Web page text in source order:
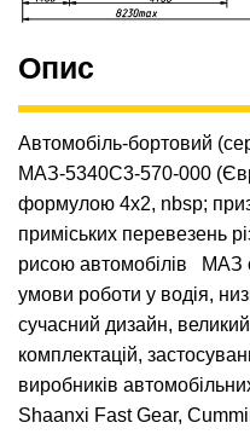
Опис
Автомобіль-бортовий
МАЗ-5340С3-570-000
формулою 4х2, nbsp;
приміських перевезень
рисою автомобілів МАЗ
умови роботи у водія,
сучасний дизайн,
комплектацій,
виробників
Shaanxi Fast Gear,